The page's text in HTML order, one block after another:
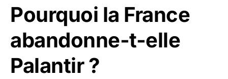
Pourquoi la France
abandonne-t-elle
Palantir ?